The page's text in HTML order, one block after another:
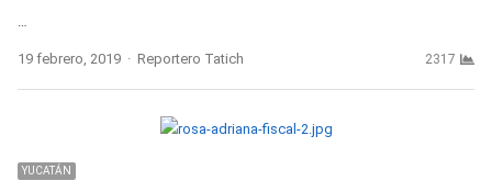
…
19 febrero, 2019 Author
Reportero Tatich 2317
YUCATÁN